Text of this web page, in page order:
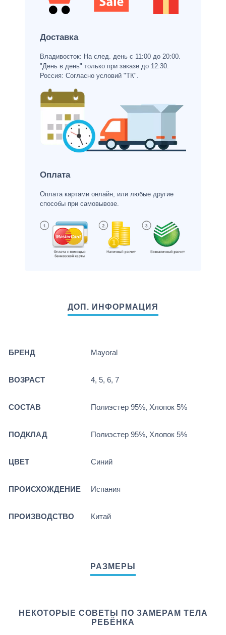
Доставка
Владивосток: На след. день с 11:00 до 20:00.
"День в день" только при заказе до 12:30.
Россия: Согласно условий "ТК".
Оплата
Оплата картами онлайн, или любые другие
способы при самовывозе.
БРЕНД Mayoral
ВОЗРАСТ 4, 5, 6, 7
СОСТАВ Полиэстер 95%, Хлопок 5%
ПОДКЛАД Полиэстер 95%, Хлопок 5%
ЦВЕТ Синий
ПРОИСХОЖДЕНИЕ Испания
ПРОИЗВОДСТВО Китай
НЕКОТОРЫЕ СОВЕТЫ ПО ЗАМЕРАМ ТЕЛА
РЕБЁНКА